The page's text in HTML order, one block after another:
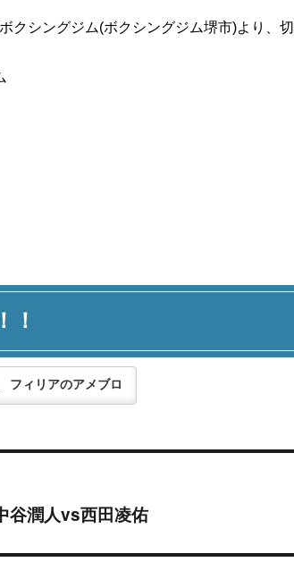
クシングジム(ボクシングジム堺市)より、
！
フィリアのアメブロ
谷潤人vs西田凌佑